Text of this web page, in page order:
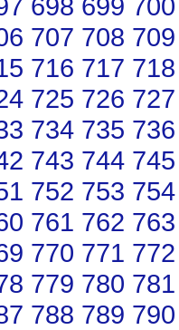
707 708 709
716 717 718
725 726 727
734 735 736
743 744 745
752 753 754
761 762 763
770 771 772
779 780 781
788 789 790